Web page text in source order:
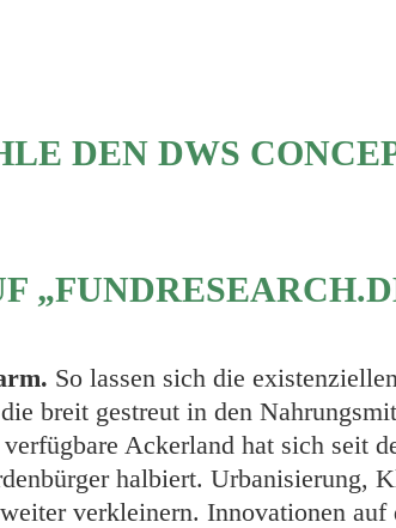
DEN DWS
So lassen sich die
breit gestreut in den
Ackerland hat sich seit
halbiert. Urbanisierung,
verkleinern. Innovationen